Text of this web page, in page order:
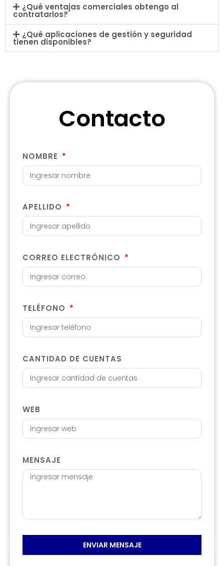
¿Qué ventajas comerciales obtengo al
contratarlos?
¿Qué aplicaciones de gestión y seguridad
tienen disponibles?
Contacto
NOMBRE
APELLIDO
CORREO ELECTRÓNICO
TELÉFONO
CANTIDAD DE CUENTAS
WEB
MENSAJE
ENVIAR MENSAJE